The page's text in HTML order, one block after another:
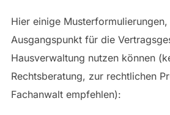
Hier einige
Ausgangspunkt für die
Hausverwaltung nutzen können
Rechtsberatung, zur rechtlichen
Fachanwalt empfehlen):